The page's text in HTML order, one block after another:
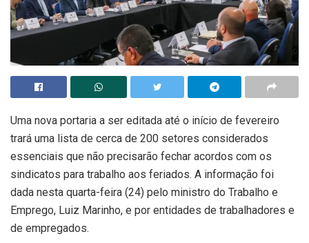
Uma nova portaria a ser editada até o início de fevereiro
trará uma lista de cerca de 200 setores considerados
essenciais que não precisarão fechar acordos com os
sindicatos para trabalho aos feriados. A informação foi
dada nesta quarta-feira (24) pelo ministro do Trabalho e
Emprego, Luiz Marinho, e por entidades de trabalhadores e
de empregados.